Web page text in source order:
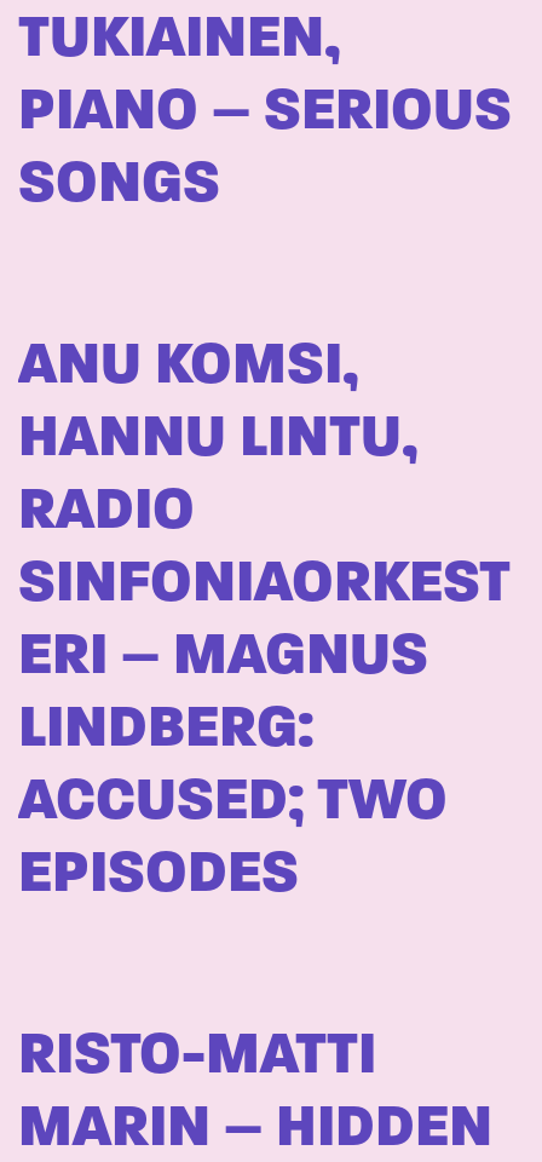
TUKIAINEN,
PIANO – SERIOUS
SONGS
ANU KOMSI,
HANNU LINTU,
RADIO
SINFONIAORKEST
ERI – MAGNUS
LINDBERG:
ACCUSED; TWO
EPISODES
RISTO-MATTI
MARIN – HIDDEN